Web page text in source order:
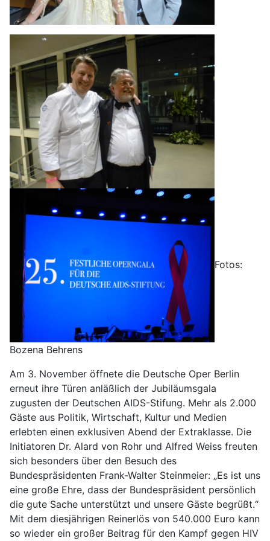
Fotos:
Bozena Behrens
Am 3. November öffnete die Deutsche Oper Berlin
erneut ihre Türen anläßlich der Jubiläumsgala
zugusten der Deutschen AIDS-Stifung. Mehr als 2.000
Gäste aus Politik, Wirtschaft, Kultur und Medien
erlebten einen exklusiven Abend der Extraklasse. Die
Initiatoren Dr. Alard von Rohr und Alfred Weiss freuten
sich besonders über den Besuch des
Bundespräsidenten Frank-Walter Steinmeier: „Es ist uns
eine große Ehre, dass der Bundespräsident persönlich
die gute Sache unterstützt und unsere Gäste begrüßt.“
Mit dem diesjährigen Reinerlös von 540.000 Euro kann
so wieder ein großer Beitrag für den Kampf gegen HIV